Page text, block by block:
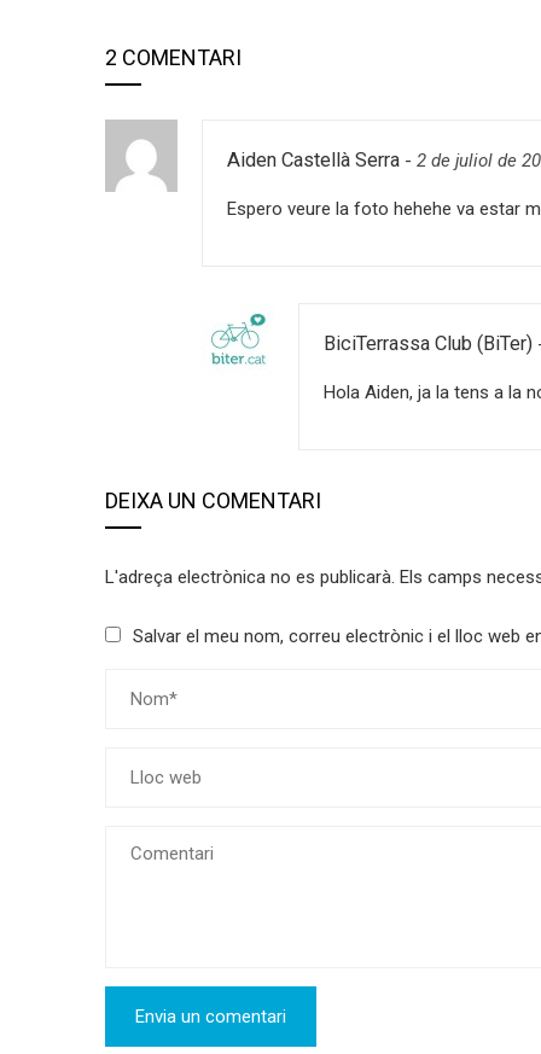
2 COMENTARI
Aiden Castellà Serra - 2 de juliol de
Espero veure la foto hehehe va estar
BiciTerrassa Club (BiTer)
Hola Aiden, ja la tens a la
DEIXA UN COMENTARI
L'adreça electrònica no es publicarà. Els camps
Salvar el meu nom, correu electrònic i el lloc web